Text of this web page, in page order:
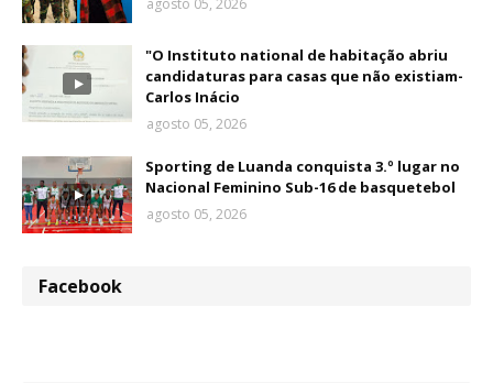
agosto 05, 2026
"O Instituto national de habitação abriu
candidaturas para casas que não existiam-
Carlos Inácio
agosto 05, 2026
Sporting de Luanda conquista 3.º lugar no
Nacional Feminino Sub-16 de basquetebol
agosto 05, 2026
Facebook